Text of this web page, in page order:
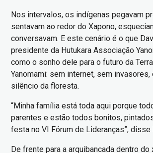
Nos intervalos, os indígenas pegavam
sentavam ao redor do Xapono,
conversavam. E este cenário é o que
presidente da Hutukara Associação
como o sonho dele para o futuro da
Yanomami: sem internet, sem
silêncio da floresta.
“Minha família está toda aqui porque
parentes e estão todos bonitos,
festa no VI Fórum de Lideranças”, disse
De frente para a arquibancada dentro do